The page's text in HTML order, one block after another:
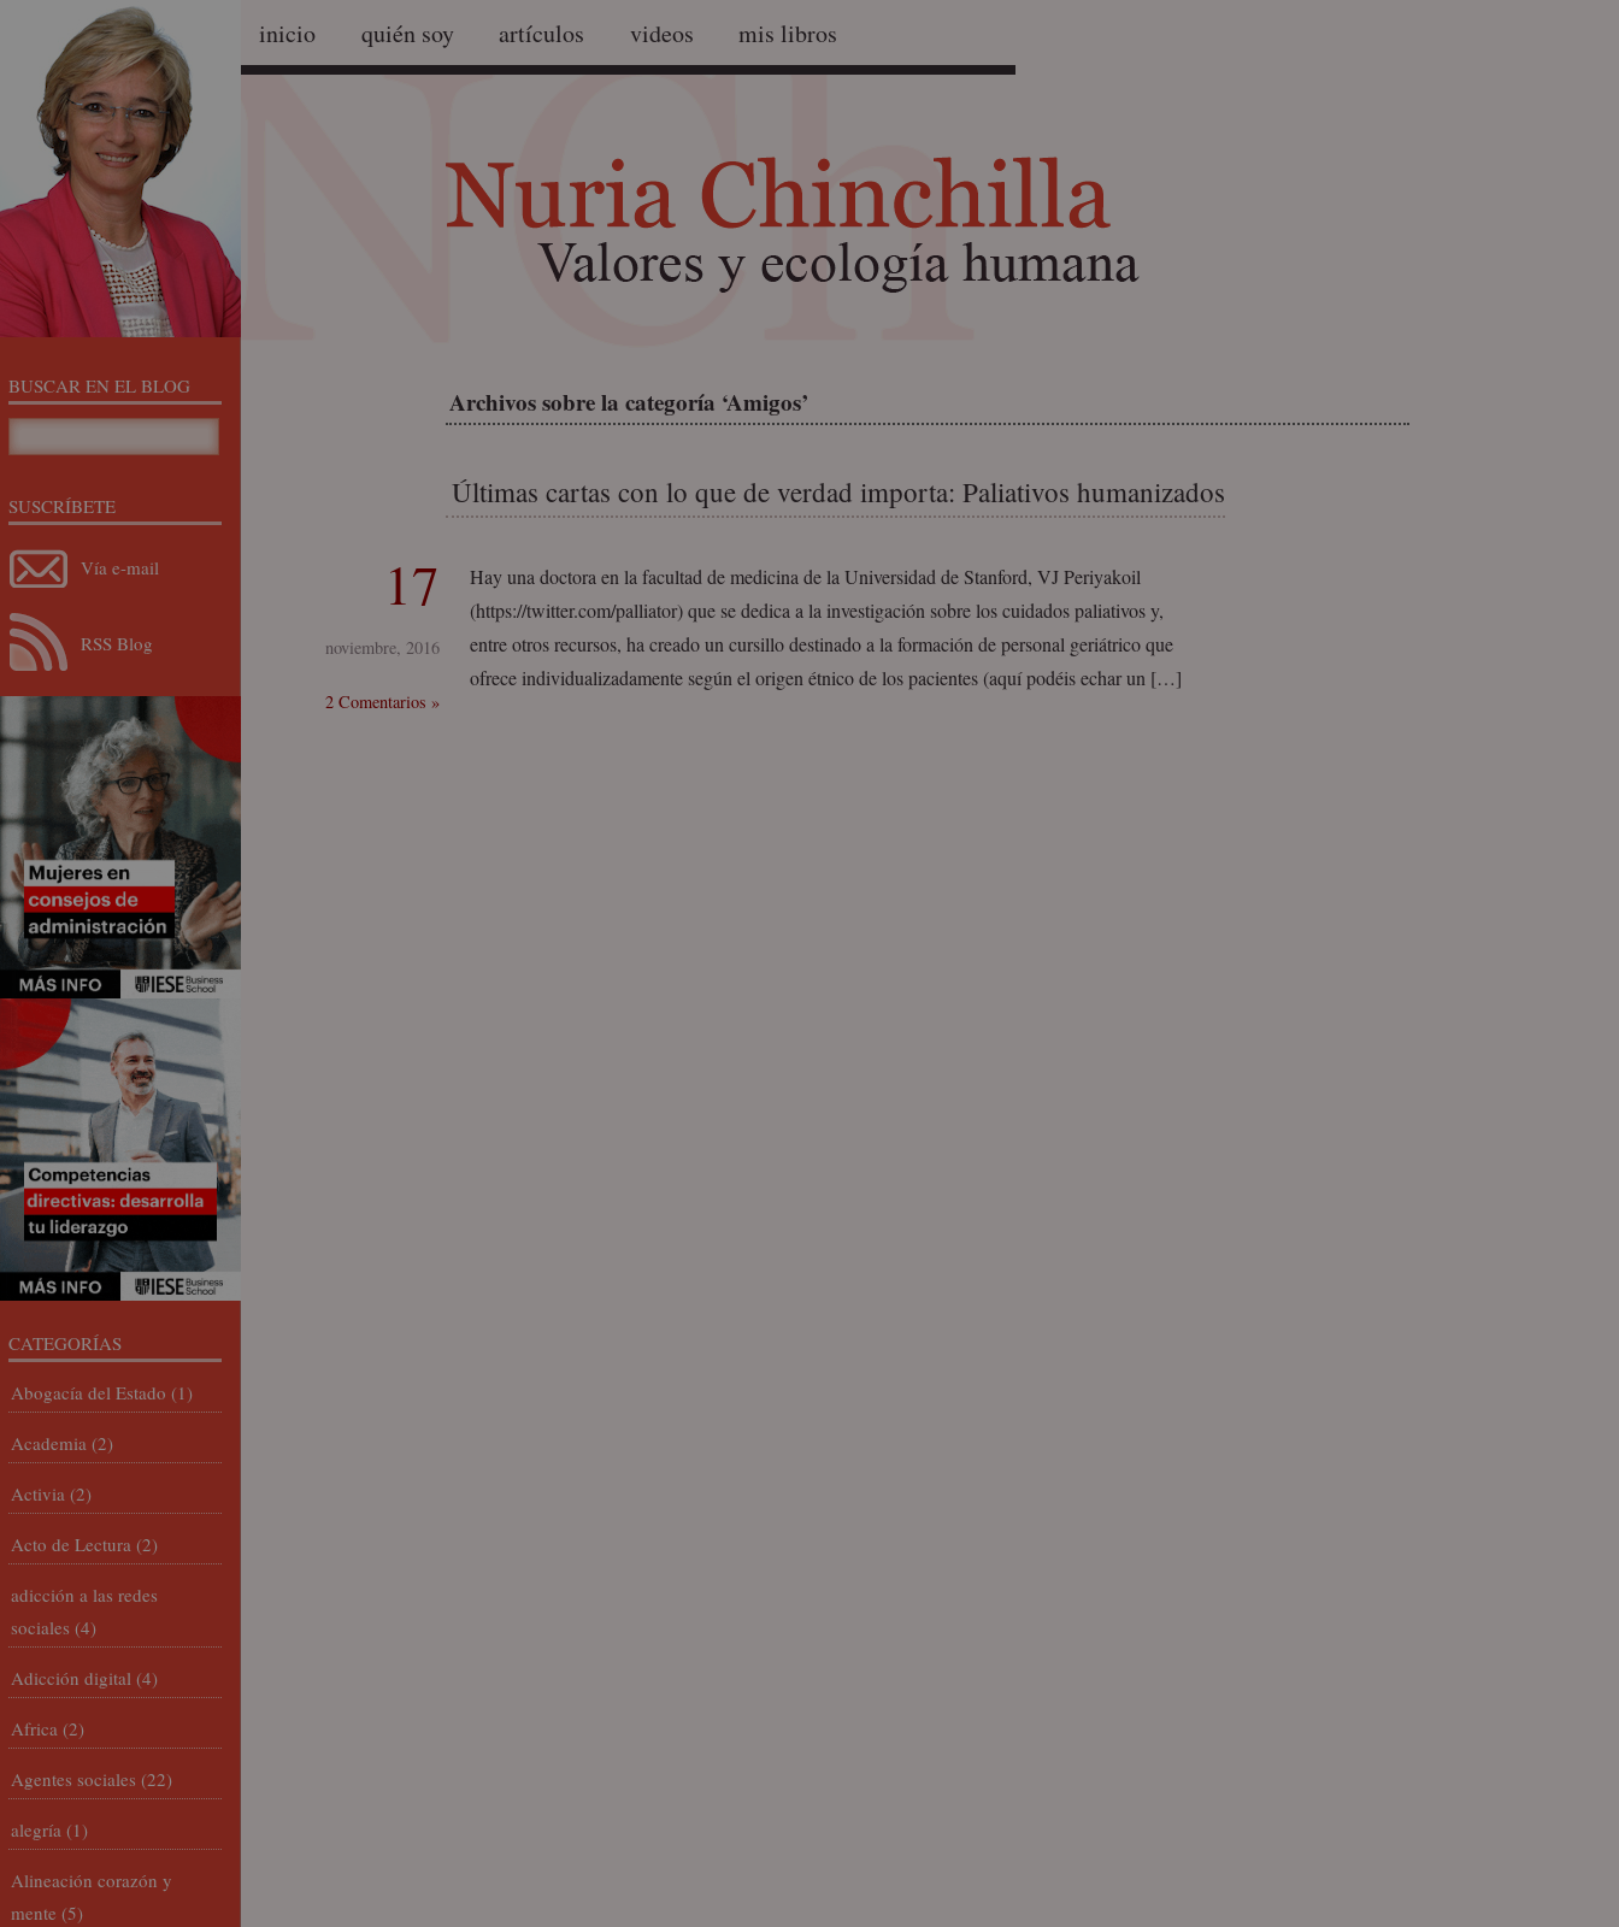
inicio quién soy artículos videos mis libros
Archivos sobre la categoría ‘Amigos’
Últimas cartas con lo que de verdad importa: Paliativos humanizados
17
noviembre, 2016
2 Comentarios »
Hay una doctora en la facultad de medicina de la Universidad de Stanford, VJ Periyakoil
(https://twitter.com/palliator) que se dedica a la investigación sobre los cuidados paliativos y,
entre otros recursos, ha creado un cursillo destinado a la formación de personal geriátrico que
ofrece individualizadamente según el origen étnico de los pacientes (aquí podéis echar un […]
BUSCAR EN EL BLOG
SUSCRÍBETE
Vía e-mail
RSS Blog
CATEGORÍAS
Abogacía del Estado (1)
Academia (2)
Activia (2)
Acto de Lectura (2)
adicción a las redes
sociales (4)
Adicción digital (4)
Africa (2)
Agentes sociales (22)
alegría (1)
Alineación corazón y
mente (5)